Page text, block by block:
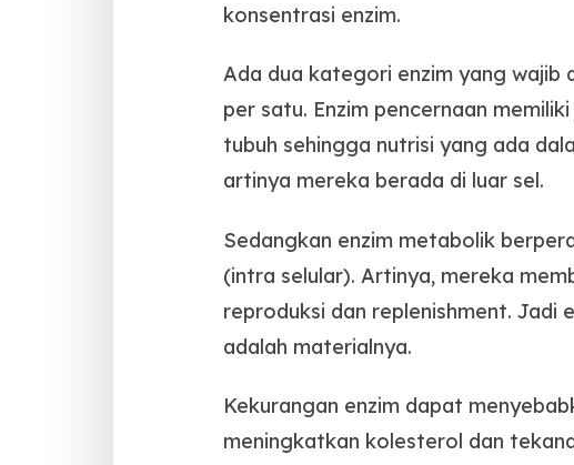
konsentrasi enzim.
Ada dua kategori enzim yang wajib
per satu. Enzim pencernaan
tubuh sehingga nutrisi yang ada
artinya mereka berada di luar sel.
Sedangkan enzim metabolik
(intra selular). Artinya, mereka
reproduksi dan replenishment. Jadi
adalah materialnya.
Kekurangan enzim dapat
meningkatkan kolesterol dan